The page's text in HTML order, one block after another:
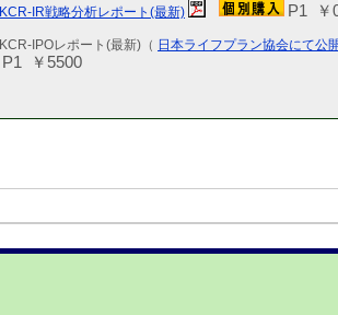
KCR-IR戦略分析レポート(最新) P1 ￥
KCR-IPOレポート(最新)（ 日本ライフプラン協会にて公
P1 ￥5500